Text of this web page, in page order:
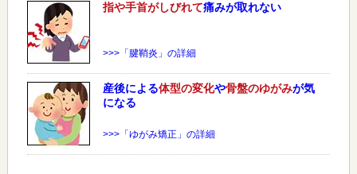
指や手首がしびれて痛みが取れない
>>>「腱鞘炎」の詳細
産後による体型の変化や骨盤のゆがみが気
になる
>>>「ゆがみ矯正」の詳細